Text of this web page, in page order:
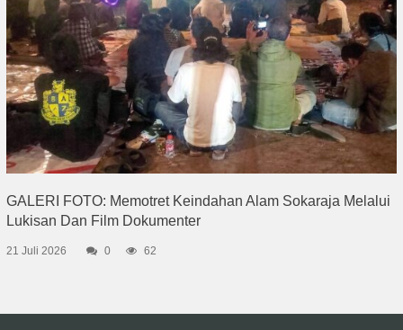
GALERI FOTO: Memotret Keindahan Alam Sokaraja Melalui
Lukisan Dan Film Dokumenter
21 Juli 2026 0 62